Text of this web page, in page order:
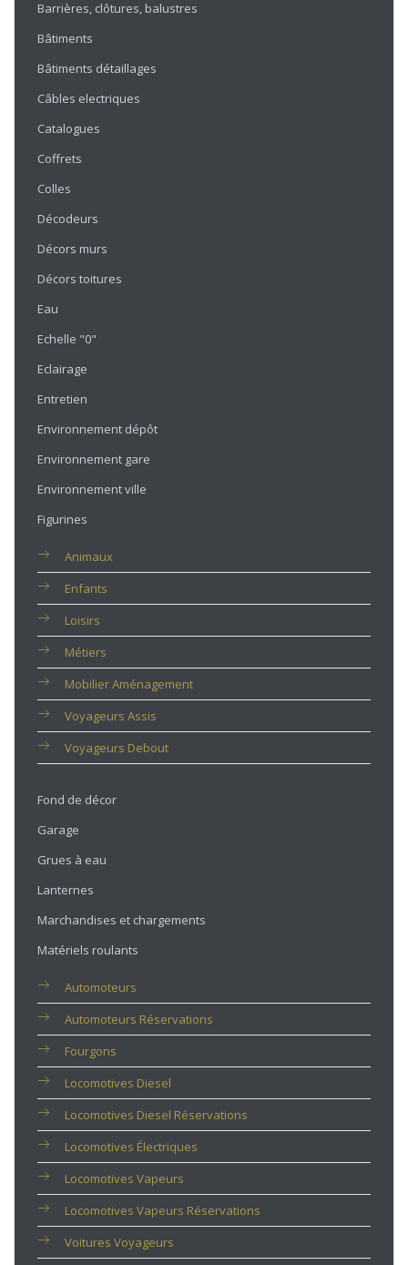
Barrières, clôtures, balustres
Bâtiments
Bâtiments détaillages
Câbles electriques
Catalogues
Coffrets
Colles
Décodeurs
Décors murs
Décors toitures
Eau
Echelle "0"
Eclairage
Entretien
Environnement dépôt
Environnement gare
Environnement ville
Figurines
Animaux
Enfants
Loisirs
Métiers
Mobilier Aménagement
Voyageurs Assis
Voyageurs Debout
Fond de décor
Garage
Grues à eau
Lanternes
Marchandises et chargements
Matériels roulants
Automoteurs
Automoteurs Réservations
Fourgons
Locomotives Diesel
Locomotives Diesel Réservations
Locomotives Électriques
Locomotives Vapeurs
Locomotives Vapeurs Réservations
Voitures Voyageurs